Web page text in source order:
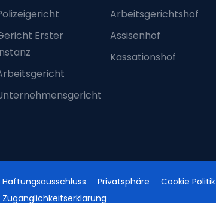
Erster
Arbeitsgerichtshof
Assisenhof
Kassationshof
Haftungsausschluss Privatsphäre
Cookie Politik
Zugänglichkeitserklärung